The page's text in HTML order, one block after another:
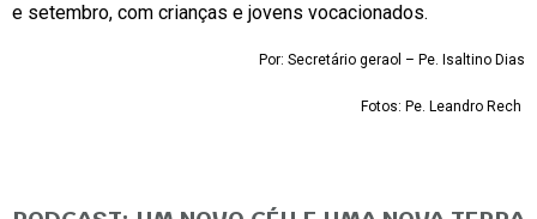
e setembro, com crianças e jovens vocacionados.
Por: Secretário geraol – Pe. Isaltino Dias
Fotos: Pe. Leandro Rech